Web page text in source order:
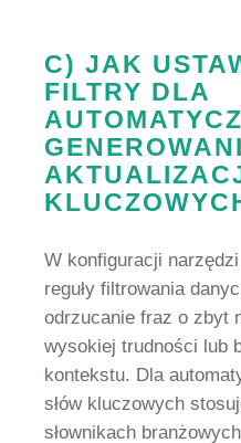
C) JAK
FILTRY DLA
W konfiguracji
reguły filtrowania
odrzucanie fraz o zbyt
wysokiej trudności lub
kontekstu. Dla
słów kluczowych
słownikach